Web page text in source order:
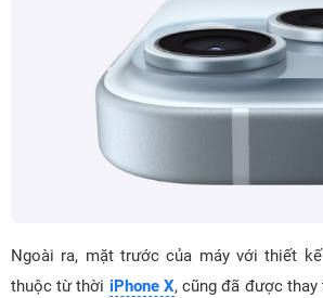
Ngoài ra, mặt trước của máy với thiết
thuộc từ thời iPhone X, cũng đã được